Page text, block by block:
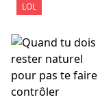
LOL